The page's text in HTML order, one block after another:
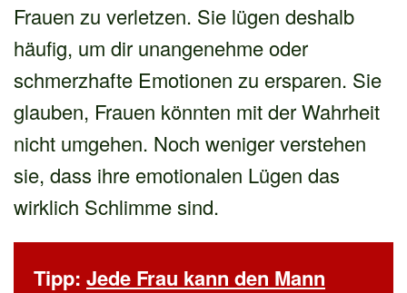
Frauen zu verletzen. Sie lügen deshalb
häufig, um dir unangenehme oder
schmerzhafte Emotionen zu ersparen. Sie
glauben, Frauen könnten mit der Wahrheit
nicht umgehen. Noch weniger verstehen
sie, dass ihre emotionalen Lügen das
wirklich Schlimme sind.
Tipp: Jede Frau kann den Mann